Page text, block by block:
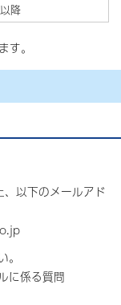
降
。
以下のメールアド
に係る質問